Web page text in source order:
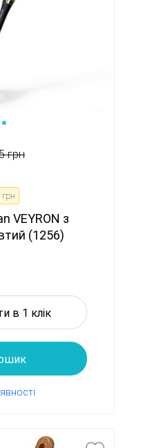
грн
VEYRON з
(1256)
в 1 клік